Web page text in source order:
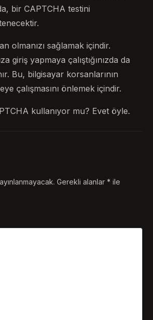
bir CAPTCHA testini
olmanızı sağlamak içindir.
giriş yapmaya çalıştığınızda da
Bu, bilgisayar korsanlarının
çalışmasını önlemek içindir.
kullanıyor mu? Evet öyle.
Gerekli alanlar* ile